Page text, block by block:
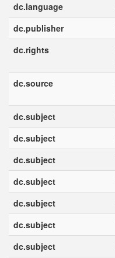
dc.language
dc.publisher
dc.rights
dc.source
dc.subject
dc.subject
dc.subject
dc.subject
dc.subject
dc.subject
dc.subject